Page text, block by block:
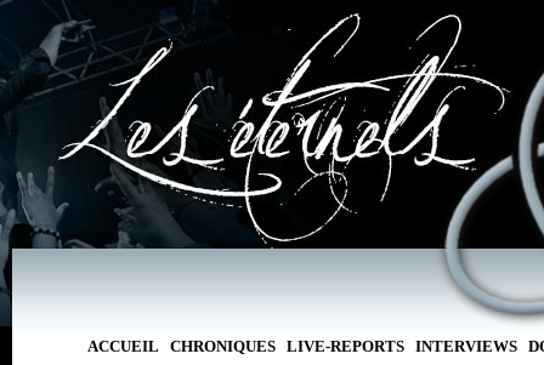
ACCUEIL CHRONIQUES LIVE-REPORTS INTERVIEWS